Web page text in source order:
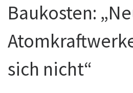
Baukosten:
sich nicht“